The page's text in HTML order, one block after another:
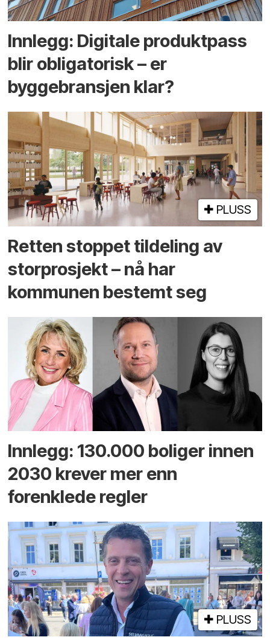
Innlegg: Digitale produktpass
blir obligatorisk – er
byggebransjen klar?
PLUSS
Retten stoppet tildeling av
storprosjekt – nå har
kommunen bestemt seg
Innlegg: 130.000 boliger innen
2030 krever mer enn
forenklede regler
PLUSS